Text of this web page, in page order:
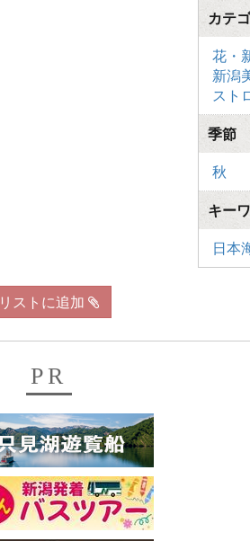
カテ
花・
新潟
スト
季節
秋
キー
日本
リストに追加
PR